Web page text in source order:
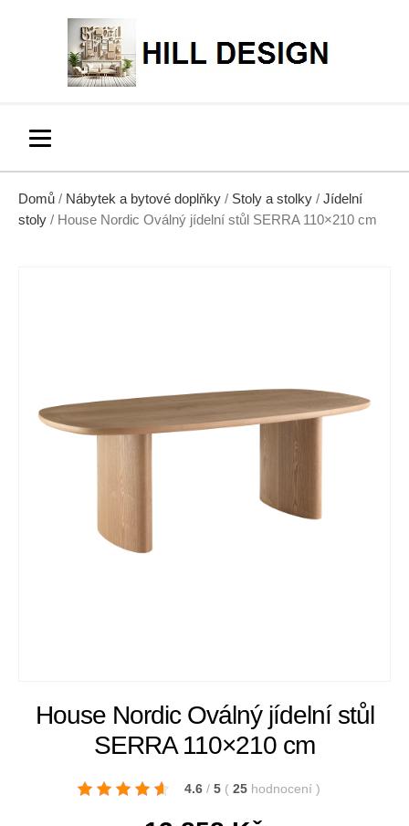
Domů / Nábytek a bytové doplňky / Stoly a stolky / Jídelní
stoly / House Nordic Oválný jídelní stůl SERRA 110×210 cm
House Nordic Oválný jídelní stůl
SERRA 110×210 cm
4.6 / 5 ( 25 hodnocení )